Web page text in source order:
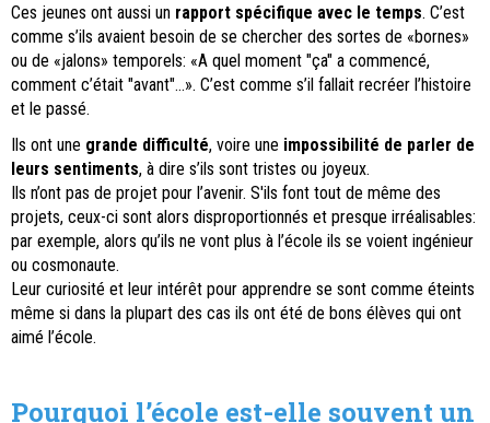
Ces jeunes ont aussi un rapport spécifique avec le temps. C’est
comme s’ils avaient besoin de se chercher des sortes de «bornes»
ou de «jalons» temporels: «A quel moment "ça" a commencé,
comment c’était "avant"…». C’est comme s’il fallait recréer l’histoire
et le passé.
Ils ont une grande difficulté, voire une impossibilité de parler de
leurs sentiments, à dire s’ils sont tristes ou joyeux.
Ils n’ont pas de projet pour l’avenir. S'ils font tout de même des
projets, ceux-ci sont alors disproportionnés et presque irréalisables:
par exemple, alors qu’ils ne vont plus à l’école ils se voient ingénieur
ou cosmonaute.
Leur curiosité et leur intérêt pour apprendre se sont comme éteints
même si dans la plupart des cas ils ont été de bons élèves qui ont
aimé l’école.
Pourquoi l’école est-elle souvent un